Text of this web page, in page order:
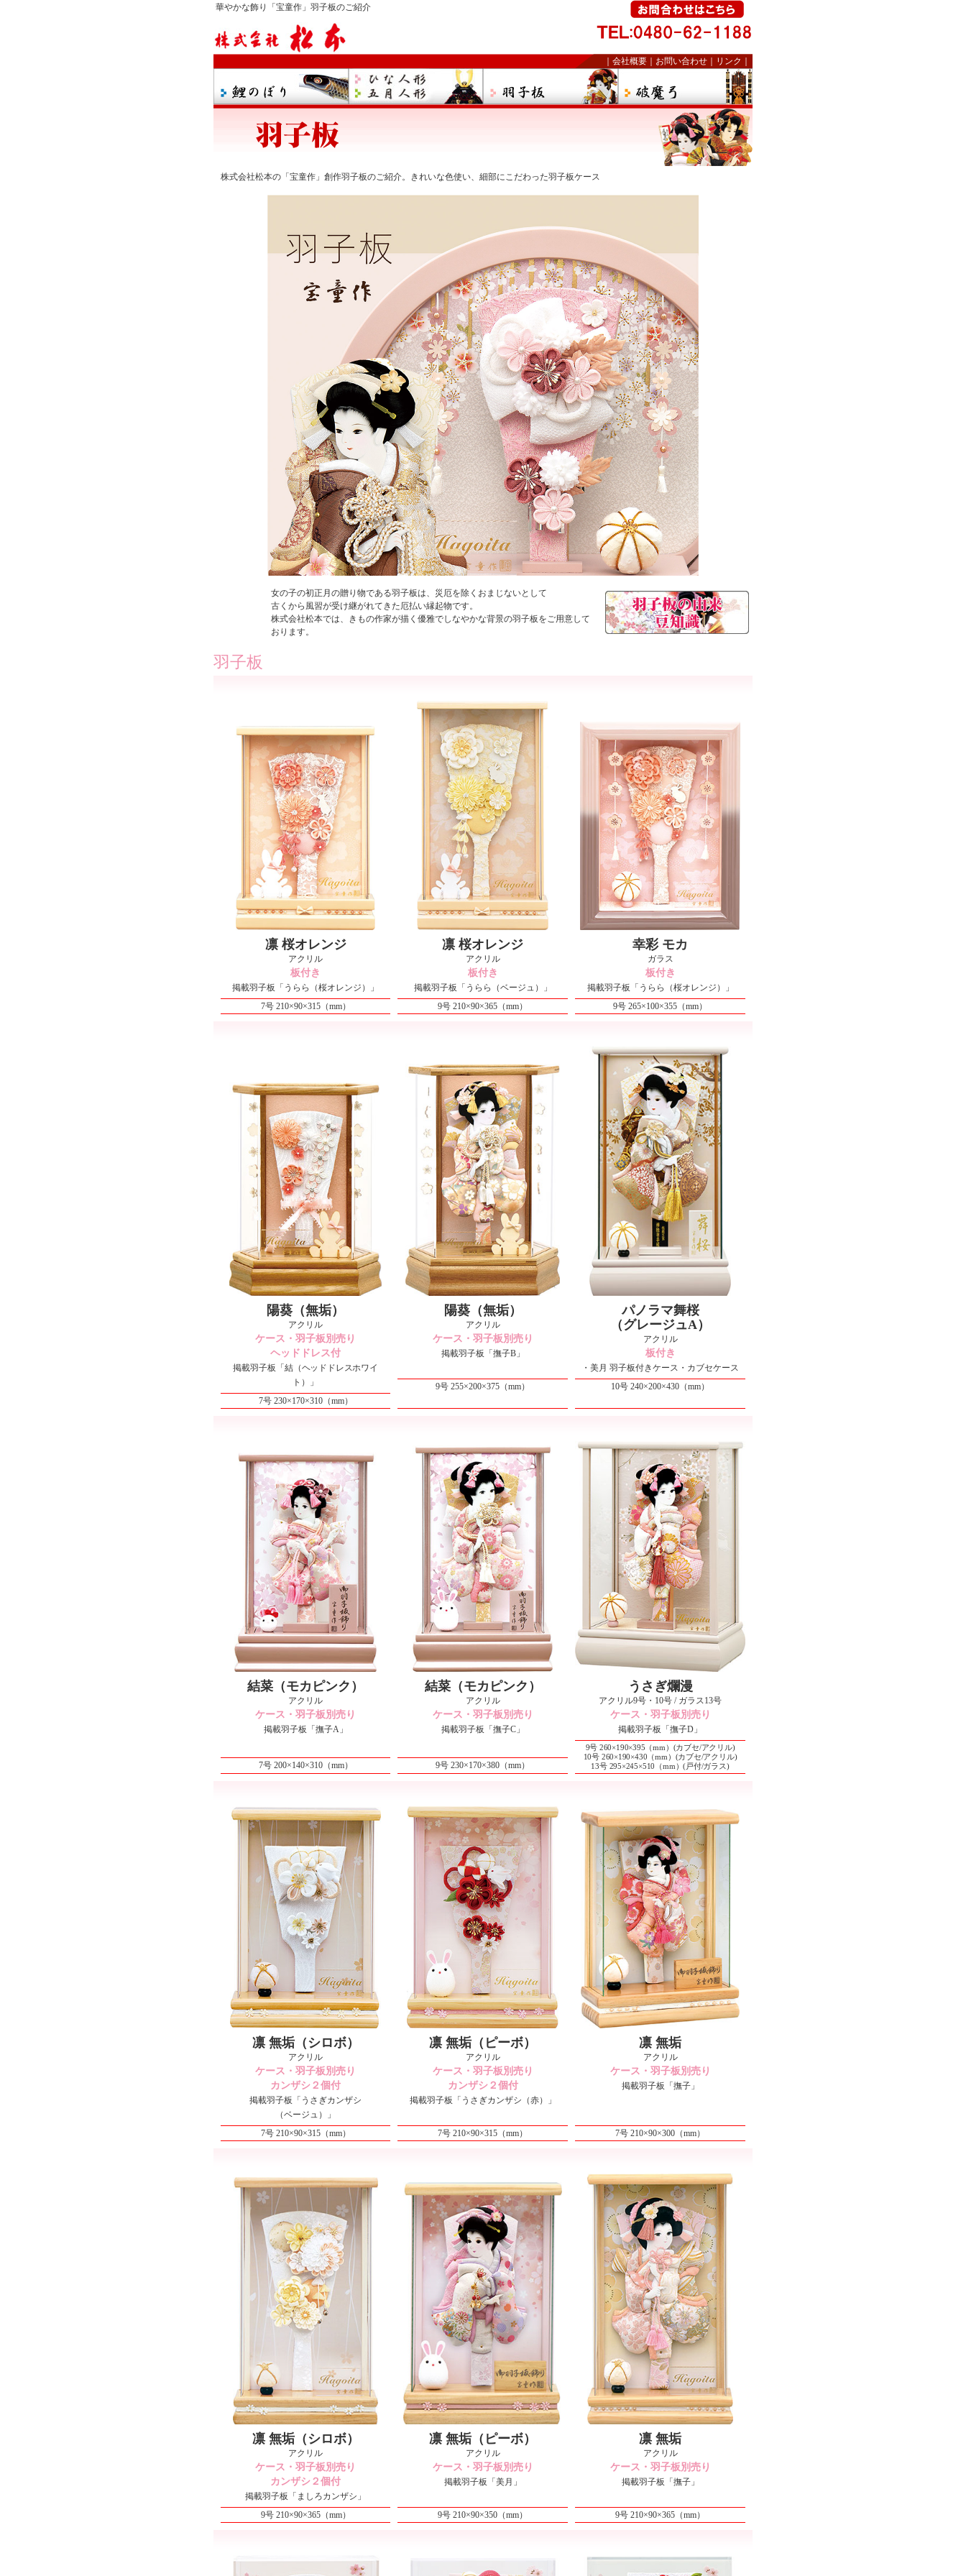
華やかな飾り「宝童作」羽子板のご紹介
会社概要 お問い合わせ リンク
株式会社松本の「宝童作」創作羽子板のご紹介。きれいな色使い、細部にこだわった羽子板ケース
女の子の初正月の贈り物である羽子板は、災厄を除くおまじないとして
古くから風習が受け継がれてきた厄払い縁起物です。
株式会社松本では、きもの作家が描く優雅でしなやかな背景の羽子板をご用意して
おります。
羽子板
凛 桜オレンジ
アクリル
板付き
掲載羽子板「うらら（桜オレンジ）」
7号 210×90×315（mm）
凛 桜オレンジ
アクリル
板付き
掲載羽子板「うらら（ベージュ）」
9号 210×90×365（mm）
幸彩 モカ
ガラス
板付き
掲載羽子板「うらら（桜オレンジ）」
9号 265×100×355（mm）
陽葵（無垢）
アクリル
ケース・羽子板別売り
ヘッドドレス付
掲載羽子板 「結（ヘッドドレスホワイ
ト）」
7号 230×170×310（mm）
陽葵（無垢）
アクリル
ケース・羽子板別売り
掲載羽子板「撫子B」
9号 255×200×375（mm）
パノラマ舞桜
（グレージュA）
アクリル
板付き
・美月 羽子板付きケース・カブセケース
10号 240×200×430（mm）
結菜（モカピンク）
アクリル
ケース・羽子板別売り
掲載羽子板「撫子A」
7号 200×140×310（mm）
結菜（モカピンク）
アクリル
ケース・羽子板別売り
掲載羽子板「撫子C」
9号 230×170×380（mm）
うさぎ爛漫
アクリル9号・10号 / ガラス13号
ケース・羽子板別売り
掲載羽子板「撫子D」
9号 260×190×395（mm）(カブセ/アクリル)
10号 260×190×430（mm）(カブセ/アクリル)
13号 295×245×510（mm）(戸付/ガラス)
凛 無垢（シロボ）
アクリル
ケース・羽子板別売り
カンザシ２個付
掲載羽子板「うさぎカンザシ
（ベージュ）」
7号 210×90×315（mm）
凛 無垢（ピーボ）
アクリル
ケース・羽子板別売り
カンザシ２個付
掲載羽子板「うさぎカンザシ（赤）」
7号 210×90×315（mm）
凛 無垢
アクリル
ケース・羽子板別売り
掲載羽子板「撫子」
7号 210×90×300（mm）
凛 無垢（シロボ）
アクリル
ケース・羽子板別売り
カンザシ２個付
掲載羽子板「ましろカンザシ」
9号 210×90×365（mm）
凛 無垢（ピーボ）
アクリル
ケース・羽子板別売り
掲載羽子板「美月」
9号 210×90×350（mm）
凛 無垢
アクリル
ケース・羽子板別売り
掲載羽子板「撫子」
9号 210×90×365（mm）